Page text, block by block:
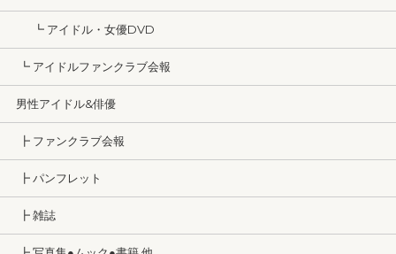
┗ アイドル・女優DVD
┗ アイドルファンクラブ会報
男性アイドル&俳優
┣ ファンクラブ会報
┣ パンフレット
┣ 雑誌